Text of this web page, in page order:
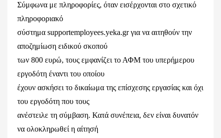
Σύμφωνα με πληροφορίες, όταν εισέρχονται στο σχετικό
πληροφοριακό
σύστημα supportemployees.yeka.gr για να αιτηθούν την
αποζημίωση ειδικού σκοπού
των 800 ευρώ, τους εμφανίζει το ΑΦΜ του υπερήμερου
εργοδότη έναντι του οποίου
έχουν ασκήσει το δικαίωμα της επίσχεσης εργασίας και όχι
του εργοδότη που τους
ανέστειλε τη σύμβαση. Κατά συνέπεια, δεν είναι δυνατόν
να ολοκληρωθεί η αίτησή